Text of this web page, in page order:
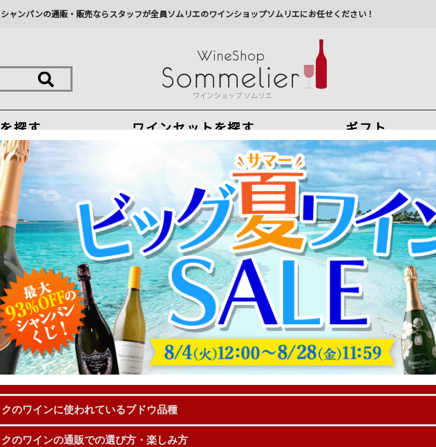
ャンパンの通販・販売ならスタッフが全員ソムリエのワインショップソムリエにお任せください！
探す ワインセットを探す ギフト
今から注文で最短8月6日(木)出荷
最新の出荷スケジュールについてはこちらをクリッ
地震の影響により九州への配送に遅れが生じております。最新情報は佐川急
探す ＞フランス ＞ ボルドーワイン ＞メドック
のワインの特徴と通販での選び方
は、フランスワインの中でも特に名が知られているボルドーワインの産地です。
ワインを探していると、メドックという単語を頻繁に耳にする事でしょう。
、そんなメドック地域のワインの特徴、通販で購入する際の選び方、楽しみ方について詳し
のワインに使われているブドウ品種
のワインの通販での選び方・楽しみ方